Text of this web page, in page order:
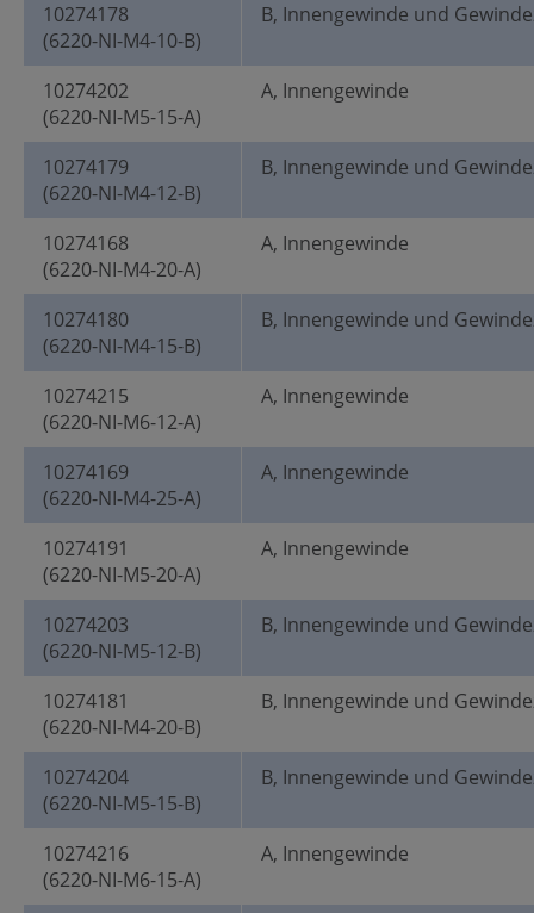
10274178
(6220-NI-M4-10-B)
B, Innengewinde und
10274202
(6220-NI-M5-15-A)
A, Innengewinde
10274179
(6220-NI-M4-12-B)
B, Innengewinde und
10274168
(6220-NI-M4-20-A)
A, Innengewinde
10274180
(6220-NI-M4-15-B)
B, Innengewinde und
10274215
(6220-NI-M6-12-A)
A, Innengewinde
10274169
(6220-NI-M4-25-A)
A, Innengewinde
10274191
(6220-NI-M5-20-A)
A, Innengewinde
10274203
(6220-NI-M5-12-B)
B, Innengewinde und
10274181
(6220-NI-M4-20-B)
B, Innengewinde und
10274204
(6220-NI-M5-15-B)
B, Innengewinde und
10274216
(6220-NI-M6-15-A)
A, Innengewinde